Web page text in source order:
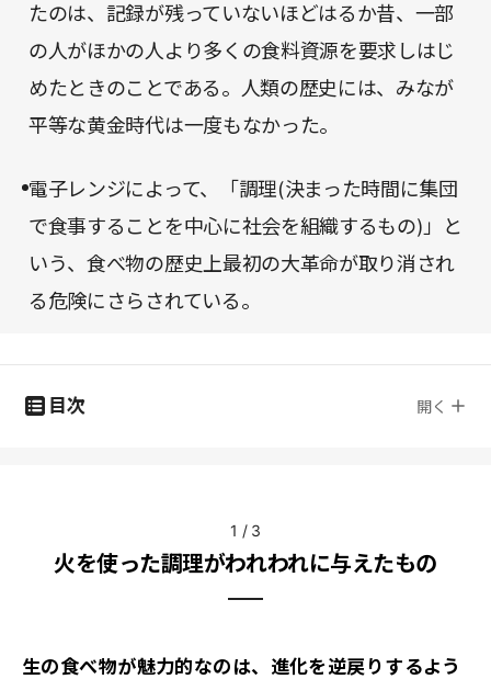
たのは、記録が残っていないほどはるか昔、一部
の人がほかの人より多くの食料資源を要求しはじ
めたときのことである。人類の歴史には、みなが
平等な黄金時代は一度もなかった。
電子レンジによって、「調理(決まった時間に集団
で食事することを中心に社会を組織するもの)」と
いう、食べ物の歴史上最初の大革命が取り消され
る危険にさらされている。
目次 開く
1 / 3
火を使った調理がわれわれに与えたもの
生の食べ物が魅力的なのは、進化を逆戻りするよう